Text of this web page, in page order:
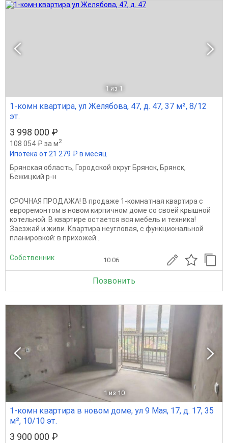
1 из 1
1-комн квартира, ул Желябова, 47, д. 47, 37 м², 8/12
эт.
3 998 000 ₽
108 054 ₽ за м2
Ипотека от 21 279 ₽ в месяц
Брянская область, Городской округ Брянск, Брянск,
Бежицкий р-н
СРОЧНАЯ ПРОДАЖА! В продаже 1-комнатная квартира с
евроремонтом в новом кирпичном доме со своей крышной
котельной. В квартире остается вся мебель и техника!
Заезжай и живи. Квартира неугловая, с функциональной
планировкой: в прихожей...
Собственник 10.06
Позвонить
1 из 10
1-комн квартира в новом доме, ул 9 Мая, 17, д. 17, 35
м², 10/10 эт.
3 900 000 ₽